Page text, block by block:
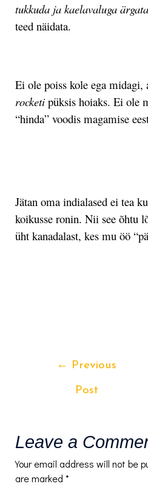
tukkuda ja kaelavaluga
teed näidata.
Ei ole poiss kole ega midagi,
rocketipüksis hoiaks. Ei ole
“hinda” voodis magamise
Jätan oma indialased ei tea
koikusse ronin. Nii see õhtu
üht kanadalast, kes mu öö
← Previous
Post
Leave a
Your email address will not be
are marked *